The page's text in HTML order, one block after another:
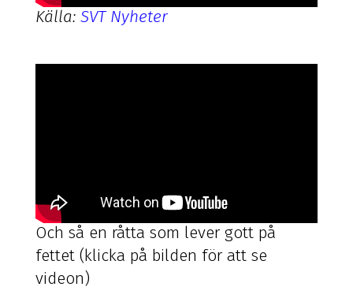
Källa: SVT Nyheter
Och så en råtta som lever gott på
fettet (klicka på bilden för att se
videon)